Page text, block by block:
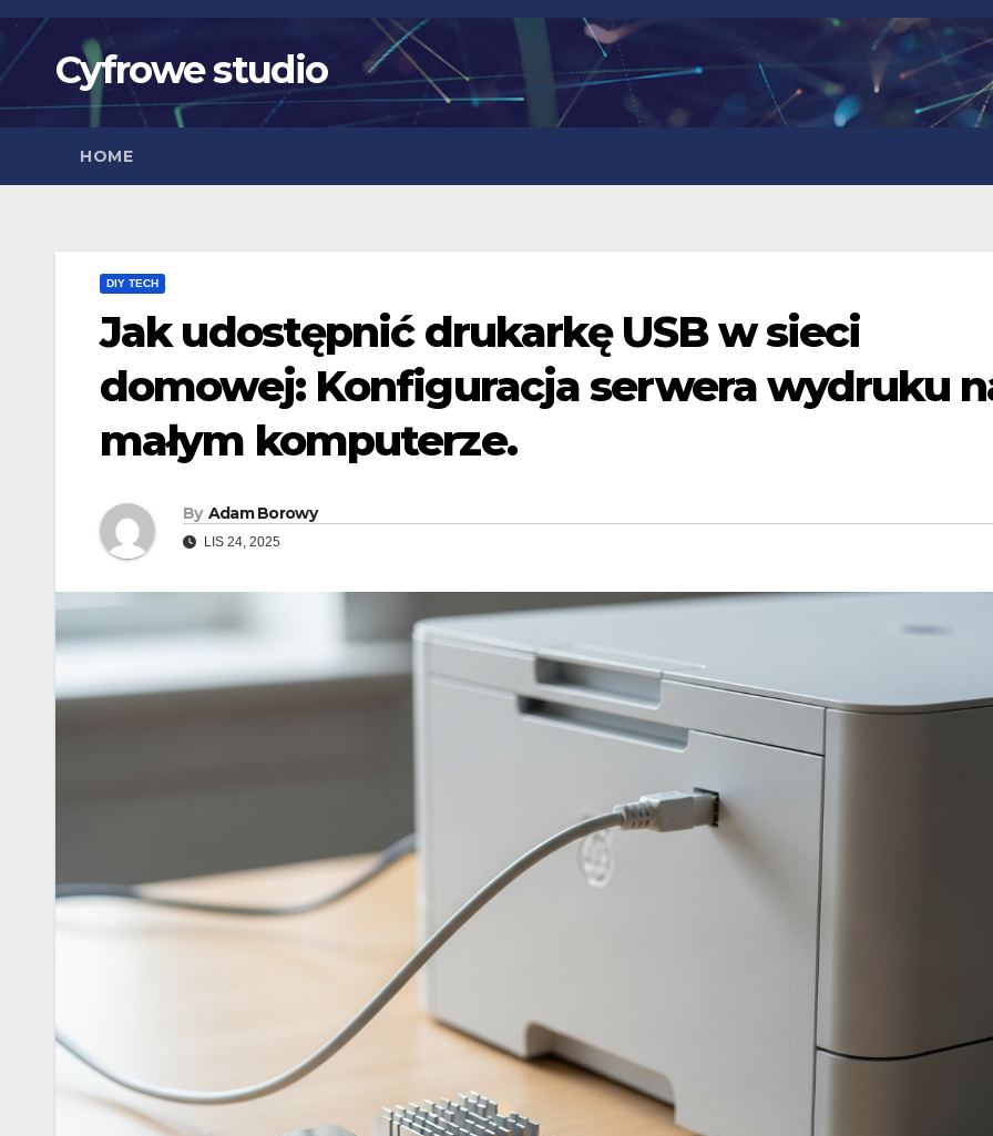
Skip
content Cyfrowe studio
HOME
DIY TECH
Jak udostępnić drukarkę USB w sieci
domowej: Konfiguracja serwera wydruku
małym komputerze.
By Adam Borowy
LIS 24, 2025